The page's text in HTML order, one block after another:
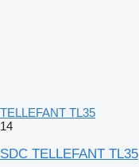
TELLEFANT TL35
14
SDC TELLEFANT TL35